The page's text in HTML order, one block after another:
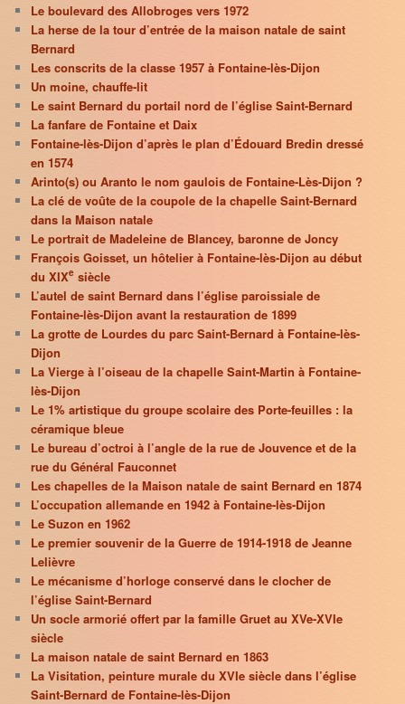
Le boulevard des Allobroges vers 1972
La herse de la tour d’entrée de la maison natale de saint
Bernard
Les conscrits de la classe 1957 à Fontaine-lès-Dijon
Un moine, chauffe-lit
Le saint Bernard du portail nord de l’église Saint-Bernard
La fanfare de Fontaine et Daix
Fontaine-lès-Dijon d’après le plan d’Édouard Bredin dressé
en 1574
Arinto(s) ou Aranto le nom gaulois de Fontaine-Lès-Dijon ?
La clé de voûte de la coupole de la chapelle Saint-Bernard
dans la Maison natale
Le portrait de Madeleine de Blancey, baronne de Joncy
François Goisset, un hôtelier à Fontaine-lès-Dijon au début
du XIXe siècle
L’autel de saint Bernard dans l’église paroissiale de
Fontaine-lès-Dijon avant la restauration de 1899
La grotte de Lourdes du parc Saint-Bernard à Fontaine-lès-
Dijon
La Vierge à l’oiseau de la chapelle Saint-Martin à Fontaine-
lès-Dijon
Le 1% artistique du groupe scolaire des Porte-feuilles : la
céramique bleue
Le bureau d’octroi à l’angle de la rue de Jouvence et de la
rue du Général Fauconnet
Les chapelles de la Maison natale de saint Bernard en 1874
L’occupation allemande en 1942 à Fontaine-lès-Dijon
Le Suzon en 1962
Le premier souvenir de la Guerre de 1914-1918 de Jeanne
Lelièvre
Le mécanisme d’horloge conservé dans le clocher de
l’église Saint-Bernard
Un socle armorié offert par la famille Gruet au XVe-XVIe
siècle
La maison natale de saint Bernard en 1863
La Visitation, peinture murale du XVIe siècle dans l’église
Saint-Bernard de Fontaine-lès-Dijon